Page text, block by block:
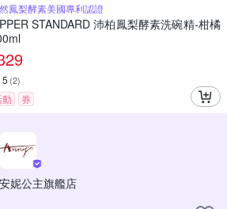
鳳梨酵素美國專利認證
STANDARD 沛柏鳳梨酵素洗碗精-柑橘
5 (2)
動 券
安妮公主旗艦店